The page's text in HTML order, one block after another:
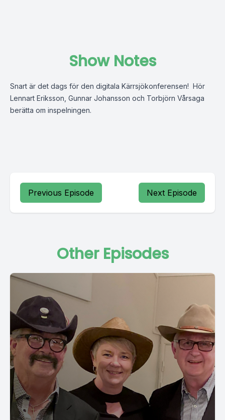
Show Notes
Snart är det dags för den digitala Kärrsjökonferensen! Hör
Lennart Eriksson, Gunnar Johansson och Torbjörn Vårsaga
berätta om inspelningen.
Previous Episode Next Episode
Other Episodes